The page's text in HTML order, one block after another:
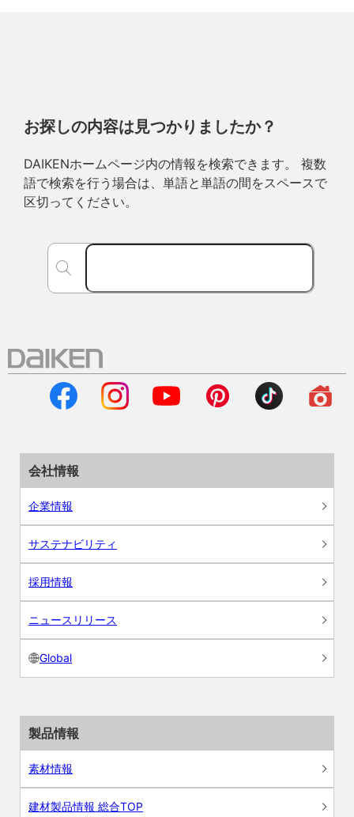
お探しの内容は見つかりましたか？
DAIKENホームページ内の情報を検索できます。 複数
語で検索を行う場合は、単語と単語の間をスペースで
区切ってください。
会社情報
企業情報
サステナビリティ
採用情報
ニュースリリース
Global
製品情報
素材情報
建材製品情報 総合TOP